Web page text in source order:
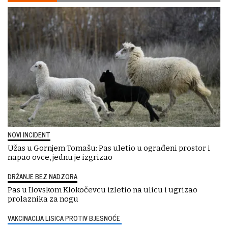
NOVI INCIDENT
Užas u Gornjem Tomašu: Pas uletio u ograđeni prostor i
napao ovce, jednu je izgrizao
DRŽANJE BEZ NADZORA
Pas u Ilovskom Klokočevcu izletio na ulicu i ugrizao
prolaznika za nogu
VAKCINACIJA LISICA PROTIV BJESNOĆE